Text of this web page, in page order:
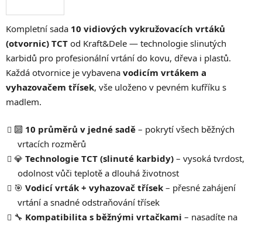
Kompletní sada 10 vidiových vykružovacích vrtáků
(otvornic) TCT od Kraft&Dele — technologie slinutých
karbidů pro profesionální vrtání do kovu, dřeva i plastů.
Každá otvornice je vybavena vodicím vrtákem a
vyhazovačem třísek, vše uloženo v pevném kufříku s
madlem.
🔟 10 průměrů v jedné sadě – pokrytí všech běžných
vrtacích rozměrů
💎 Technologie TCT (slinuté karbidy) – vysoká tvrdost,
odolnost vůči teplotě a dlouhá životnost
🎯 Vodicí vrták + vyhazovač třísek – přesné zahájení
vrtání a snadné odstraňování třísek
🔧 Kompatibilita s běžnými vrtačkami – nasadíte na